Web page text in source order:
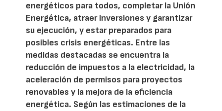
energéticos para todos, completar la Unión
Energética, atraer inversiones y garantizar
su ejecución, y estar preparados para
posibles crisis energéticas. Entre las
medidas destacadas se encuentra la
reducción de impuestos a la electricidad, la
aceleración de permisos para proyectos
renovables y la mejora de la eficiencia
energética. Según las estimaciones de la